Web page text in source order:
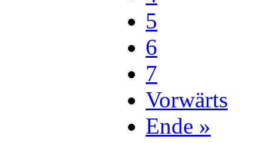
5
6
7
Vorwärts
Ende »